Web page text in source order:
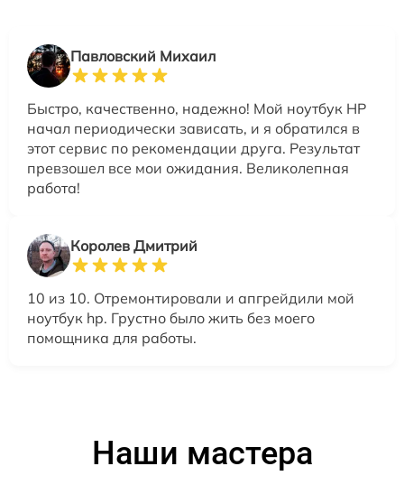
Павловский Михаил
Быстро, качественно, надежно! Мой ноутбук HP
начал периодически зависать, и я обратился в
этот сервис по рекомендации друга. Результат
превзошел все мои ожидания. Великолепная
работа!
Королев Дмитрий
10 из 10. Отремонтировали и апгрейдили мой
ноутбук hp. Грустно было жить без моего
помощника для работы.
Наши мастера